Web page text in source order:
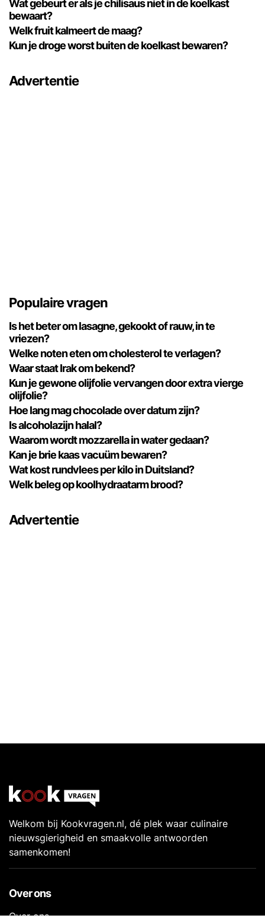
Wat gebeurt er als je chilisaus niet in de koelkast
bewaart?
Welk fruit kalmeert de maag?
Kun je droge worst buiten de koelkast bewaren?
Advertentie
Populaire vragen
Is het beter om lasagne, gekookt of rauw, in te
vriezen?
Welke noten eten om cholesterol te verlagen?
Waar staat Irak om bekend?
Kun je gewone olijfolie vervangen door extra vierge
olijfolie?
Hoe lang mag chocolade over datum zijn?
Is alcoholazijn halal?
Waarom wordt mozzarella in water gedaan?
Kan je brie kaas vacuüm bewaren?
Wat kost rundvlees per kilo in Duitsland?
Welk beleg op koolhydraatarm brood?
Advertentie
Welkom bij Kookvragen.nl, dé plek waar culinaire
nieuwsgierigheid en smaakvolle antwoorden
samenkomen!
Over ons
Over ons